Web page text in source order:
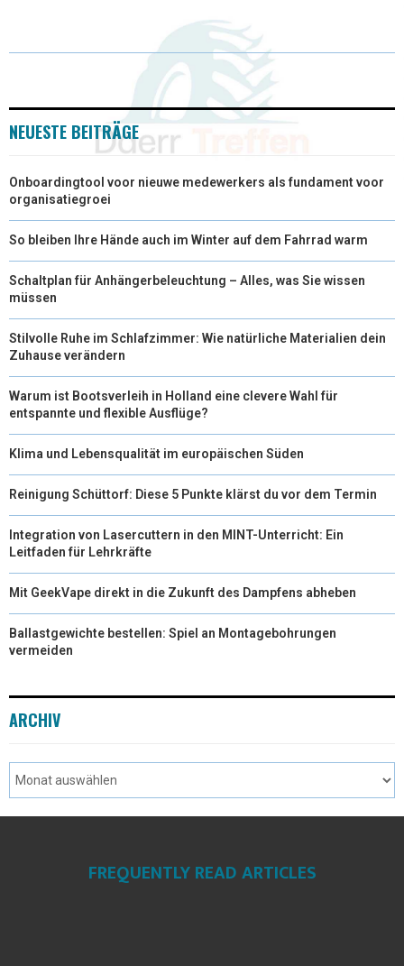
T
)
O
E
R
E
S
D
NEUESTE BEITRÄGE
Onboardingtool voor nieuwe medewerkers als fundament voor
organisatiegroei
So bleiben Ihre Hände auch im Winter auf dem Fahrrad warm
Schaltplan für Anhängerbeleuchtung – Alles, was Sie wissen
müssen
Stilvolle Ruhe im Schlafzimmer: Wie natürliche Materialien dein
Zuhause verändern
Warum ist Bootsverleih in Holland eine clevere Wahl für
entspannte und flexible Ausflüge?
Klima und Lebensqualität im europäischen Süden
Reinigung Schüttorf: Diese 5 Punkte klärst du vor dem Termin
Integration von Lasercuttern in den MINT-Unterricht: Ein
Leitfaden für Lehrkräfte
Mit GeekVape direkt in die Zukunft des Dampfens abheben
Ballastgewichte bestellen: Spiel an Montagebohrungen
vermeiden
ARCHIV
FREQUENTLY READ ARTICLES